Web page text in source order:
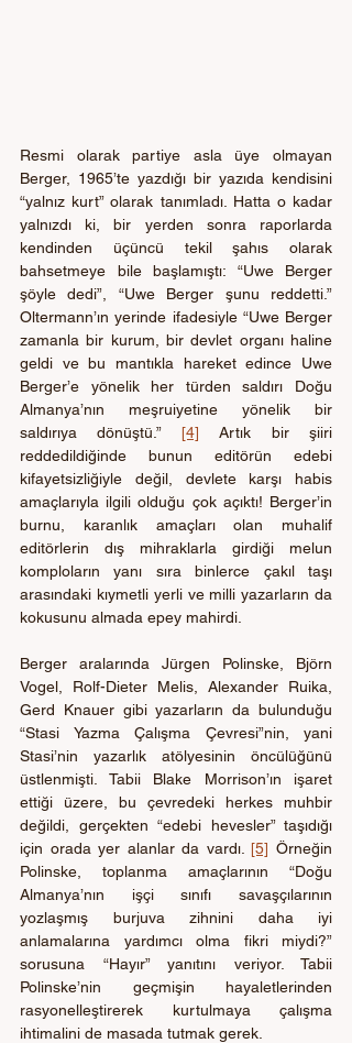
Resmi olarak partiye asla üye olmayan
Berger, 1965’te yazdığı bir yazıda kendisini
“yalnız kurt” olarak tanımladı. Hatta o kadar
yalnızdı ki, bir yerden sonra raporlarda
kendinden üçüncü tekil şahıs olarak
bahsetmeye bile başlamıştı: “Uwe Berger
şöyle dedi”, “Uwe Berger şunu reddetti.”
Oltermann’ın yerinde ifadesiyle “Uwe Berger
zamanla bir kurum, bir devlet organı haline
geldi ve bu mantıkla hareket edince Uwe
Berger’e yönelik her türden saldırı Doğu
Almanya’nın meşruiyetine yönelik bir
saldırıya dönüştü.” [4] Artık bir şiiri
reddedildiğinde bunun editörün edebi
kifayetsizliğiyle değil, devlete karşı habis
amaçlarıyla ilgili olduğu çok açıktı! Berger’in
burnu, karanlık amaçları olan muhalif
editörlerin dış mihraklarla girdiği melun
komploların yanı sıra binlerce çakıl taşı
arasındaki kıymetli yerli ve milli yazarların da
kokusunu almada epey mahirdi.
Berger aralarında Jürgen Polinske, Björn
Vogel, Rolf-Dieter Melis, Alexander Ruika,
Gerd Knauer gibi yazarların da bulunduğu
“Stasi Yazma Çalışma Çevresi”nin, yani
Stasi’nin yazarlık atölyesinin öncülüğünü
üstlenmişti. Tabii Blake Morrison’ın işaret
ettiği üzere, bu çevredeki herkes muhbir
değildi, gerçekten “edebi hevesler” taşıdığı
için orada yer alanlar da vardı. [5] Örneğin
Polinske, toplanma amaçlarının “Doğu
Almanya’nın işçi sınıfı savaşçılarının
yozlaşmış burjuva zihnini daha iyi
anlamalarına yardımcı olma fikri miydi?”
sorusuna “Hayır” yanıtını veriyor. Tabii
Polinske’nin geçmişin hayaletlerinden
rasyonelleştirerek kurtulmaya çalışma
ihtimalini de masada tutmak gerek.